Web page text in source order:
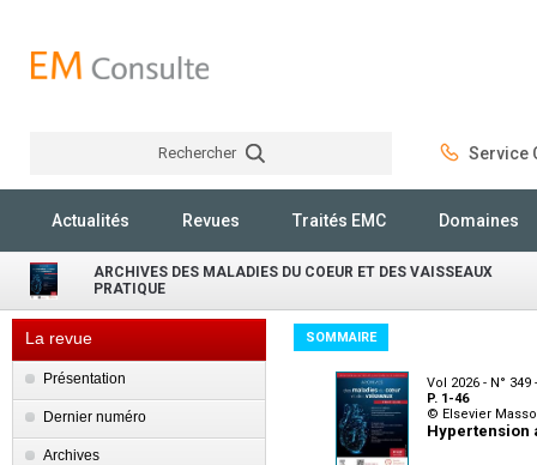
Rechercher Service
Actualités Revues Traités EMC Domaines
ARCHIVES DES MALADIES DU COEUR ET DES VAISSEAUX
PRATIQUE
La revue
Présentation
Dernier numéro
Archives
SOMMAIRE
Vol 2026 - N° 349
P. 1-46
© Elsevier
Hypertension